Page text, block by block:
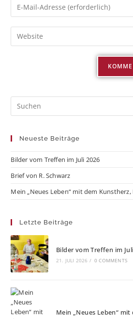
Neueste Beiträge
Bilder vom Treffen im Juli 2026
Brief von R. Schwarz
Mein „Neues Leben“ mit dem Kunstherz,
Letzte Beiträge
Bilder vom Treffen im
21. JULI 2026 / 0 COMMENTS
Mein „Neues Leben“